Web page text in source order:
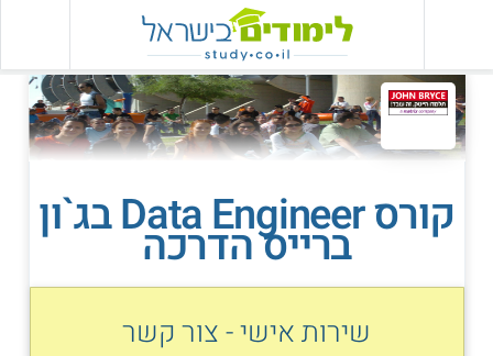
קורס Data Engineer בג`ון ברייס הדרכה
שירות אישי - צור קשר